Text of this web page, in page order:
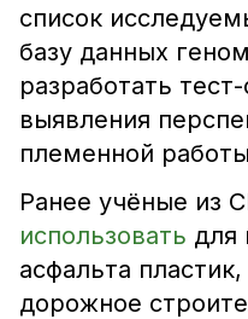
список
базу данных
разработать
выявления
племенной
Ранее учёные из
использовать для
асфальта
дорожное